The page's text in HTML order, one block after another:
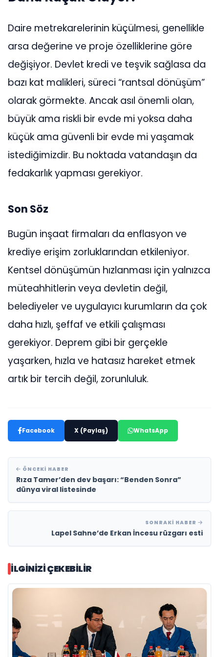
Daire metrekarelerinin küçülmesi, genellikle
arsa değerine ve proje özelliklerine göre
değişiyor. Devlet kredi ve teşvik sağlasa da
bazı kat malikleri, süreci “rantsal dönüşüm”
olarak görmekte. Ancak asıl önemli olan,
büyük ama riskli bir evde mi yoksa daha
küçük ama güvenli bir evde mi yaşamak
istediğimizdir. Bu noktada vatandaşın da
fedakarlık yapması gerekiyor.
Son Söz
Bugün inşaat firmaları da enflasyon ve
krediye erişim zorluklarından etkileniyor.
Kentsel dönüşümün hızlanması için yalnızca
müteahhitlerin veya devletin değil,
belediyeler ve uygulayıcı kurumların da çok
daha hızlı, şeffaf ve etkili çalışması
gerekiyor. Deprem gibi bir gerçekle
yaşarken, hızla ve hatasız hareket etmek
artık bir tercih değil, zorunluluk.
Facebook X (Paylaş) WhatsApp
ÖNCEKI HABER
Rıza Tamer’den dev başarı: “Benden Sonra”
dünya viral listesinde
SONRAKI HABER
Lapel Sahne’de Erkan İncesu rüzgarı esti
İLGINIZI ÇEKEBILIR